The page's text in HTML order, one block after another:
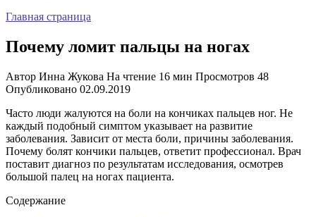
Главная страница
Почему ломит пальцы на ногах
Автор Инна Жукова На чтение 16 мин Просмотров 48
Опубликовано 02.09.2019
Часто люди жалуются на боли на кончиках пальцев ног. Не
каждый подобный симптом указывает на развитие
заболевания. Зависит от места боли, причины заболевания.
Почему болят кончики пальцев, ответит профессионал. Врач
поставит диагноз по результатам исследования, осмотрев
большой палец на ногах пациента.
Содержание